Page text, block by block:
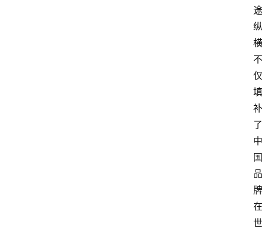
途
纵
横
不
仅
填
补
了
中
国
品
牌
在
世